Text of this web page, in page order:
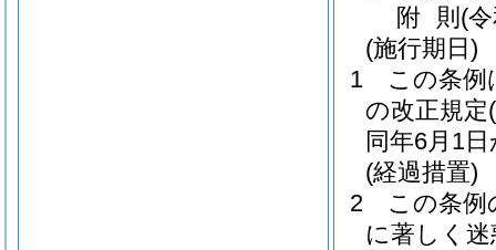
附 則 (
(施行期日)
1
この条例
の改正規定
同年6月1
(経過措置)
2
この条例
に著しく